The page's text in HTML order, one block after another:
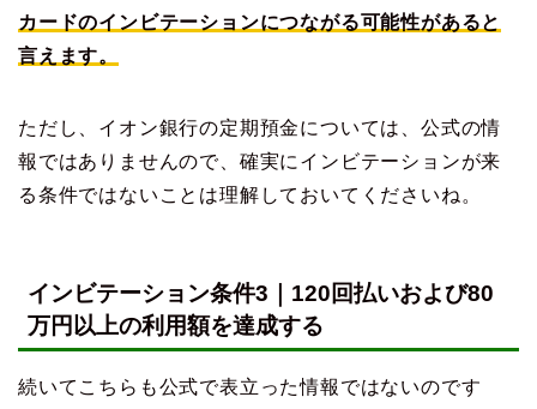
カードのインビテーションにつながる可能性があると
言えます。
ただし、イオン銀行の定期預金については、公式の情
報ではありませんので、確実にインビテーションが来
る条件ではないことは理解しておいてくださいね。
インビテーション条件3｜120回払いおよび80
万円以上の利用額を達成する
続いてこちらも公式で表立った情報ではないのです